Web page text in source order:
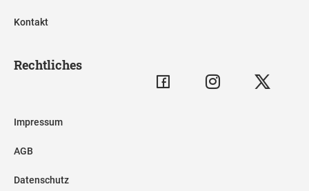
Kontakt
Rechtliches
Impressum
AGB
Datenschutz